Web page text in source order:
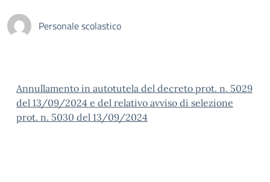
Personale scolastico
Annullamento in autotutela del decreto prot. n. 5029
del 13/09/2024 e del relativo avviso di selezione
prot. n. 5030 del 13/09/2024